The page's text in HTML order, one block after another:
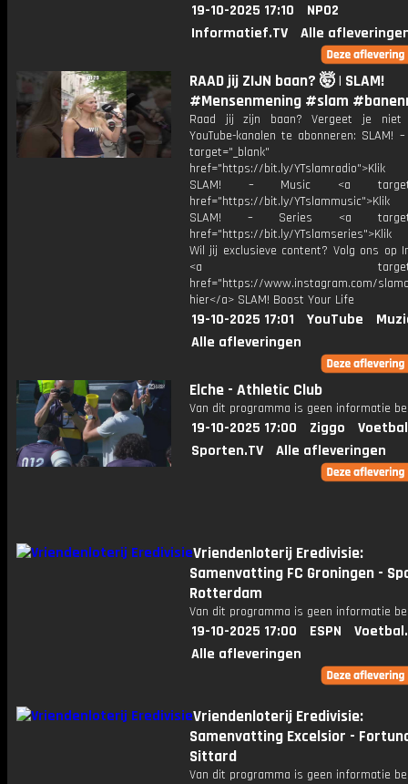
19-10-2025 17:10
NPO2
Informatief.TV
Alle
RAAD jij ZIJN baan? 🤯 | SLAM!
#Mensenmening #slam
Raad jij zijn baan? Vergeet je niet
YouTube-kanalen te abonneren: SLAM!
target="_blank"
href="https://bit.ly/
SLAM! – Music <a
href="https://bit.ly/
SLAM! – Series <a
href="https://bit.ly/
Wil jij exclusieve content? Volg ons op
<a
href="https://www.instagram.com/
hier</a> SLAM! Boost Your Life
19-10-2025 17:01 YouTube
Alle afleveringen
Elche - Athletic Club
Van dit programma is geen informatie
19-10-2025 17:00 Ziggo
Sporten.TV
Alle afleveringen
Vriendenloterij Eredivisie:
Samenvatting FC Groningen -
Rotterdam
Van dit programma is geen informatie
19-10-2025 17:00 ESPN
Alle afleveringen
Vriendenloterij Eredivisie:
Samenvatting Excelsior -
Sittard
Van dit programma is geen informatie